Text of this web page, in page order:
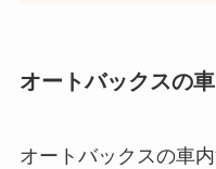
オートバックスの
オートバックスの車